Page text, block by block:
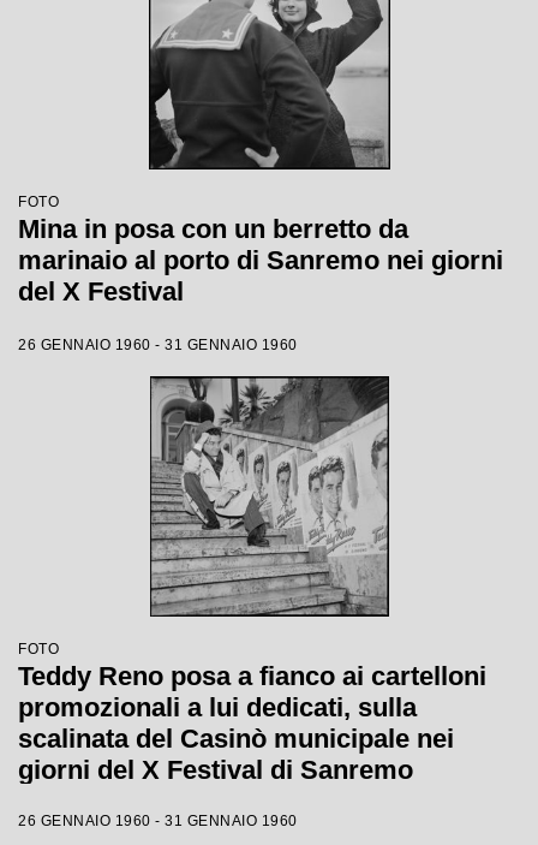
FOTO
Mina in posa con un berretto da
marinaio al porto di Sanremo nei giorni
del X Festival
26 GENNAIO 1960 - 31 GENNAIO 1960
FOTO
Teddy Reno posa a fianco ai cartelloni
promozionali a lui dedicati, sulla
scalinata del Casinò municipale nei
giorni del X Festival di Sanremo
26 GENNAIO 1960 - 31 GENNAIO 1960